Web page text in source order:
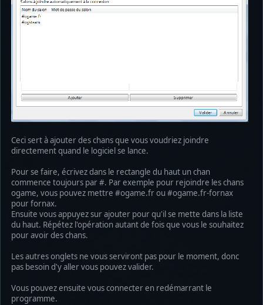
Ceci sert à ajouter des chans que vous voudriez joindre
directement quand le logiciel se lance.
Pour se faire, écrivez dans le rectangle du haut un chan
commence toujours par #. Par exemple pour rejoindre les chans
ogame, vous pouvez mettre #ogame.fr ou #ogame.fr-fornax
pour fornax.
Ensuite vous appuyez sur ajouter pour qu'il se mette dans la liste
du haut. Répétez l'opération autant de fois que vous le souhaitez
pour avoir des chans.
Les autres onglets ne vous serviront pas pour le moment, donc
pas besoin d'y aller vous pouvez valider.
Vous pouvez ensuite vous connecter en redémarrant le
programme.